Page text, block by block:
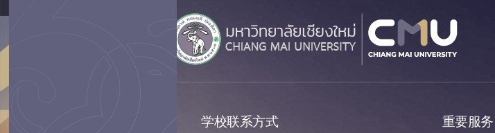
学校联系方式 重要服务